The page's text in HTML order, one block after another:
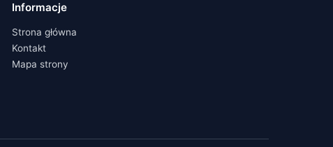
Informacje
Strona główna
Kontakt
Mapa strony